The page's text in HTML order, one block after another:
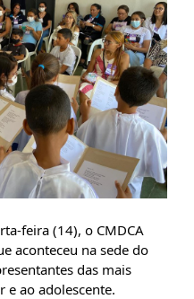
feira (14), o CMDCA
aconteceu na sede do
das mais
e ao adolescente.